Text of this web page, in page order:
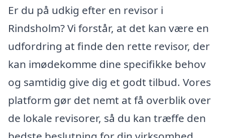
Er du på udkig efter en revisor i
Rindsholm? Vi forstår, at det kan være en
udfordring at finde den rette revisor, der
kan imødekomme dine specifikke behov
og samtidig give dig et godt tilbud. Vores
platform gør det nemt at få overblik over
de lokale revisorer, så du kan træffe den